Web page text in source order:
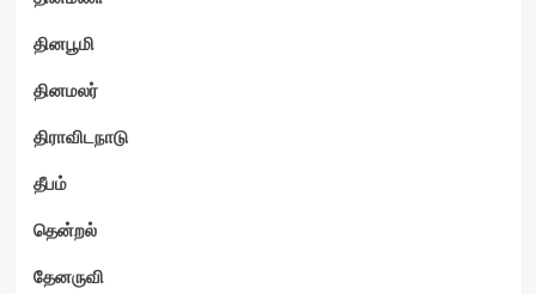
தினபூமி
தினமலர்
திராவிடநாடு
தீபம்
தென்றல்
தேனருவி